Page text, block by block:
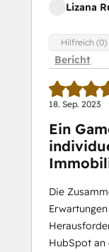
Lizana
Hilfreich (0)
Bericht
18. Sep. 2023
Ein
Die
HubSpot an